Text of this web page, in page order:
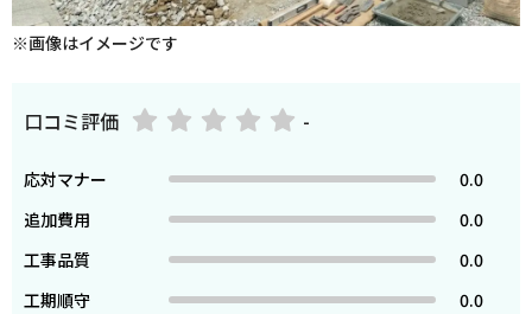
※画像はイメージです
口コミ評価 -
応対マナー
0.0
追加費用
0.0
工事品質
0.0
工期順守
0.0